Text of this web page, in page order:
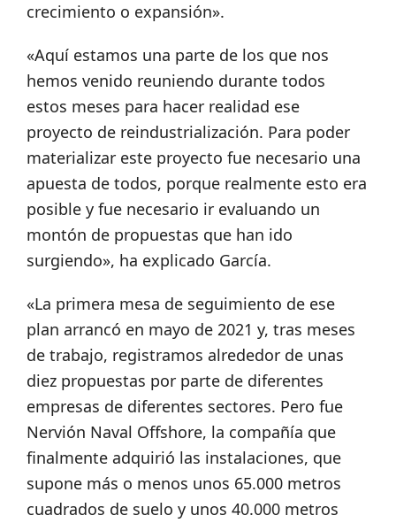
crecimiento o expansión».
«Aquí estamos una parte de los que nos
hemos venido reuniendo durante todos
estos meses para hacer realidad ese
proyecto de reindustrialización. Para poder
materializar este proyecto fue necesario una
apuesta de todos, porque realmente esto era
posible y fue necesario ir evaluando un
montón de propuestas que han ido
surgiendo», ha explicado García.
«La primera mesa de seguimiento de ese
plan arrancó en mayo de 2021 y, tras meses
de trabajo, registramos alrededor de unas
diez propuestas por parte de diferentes
empresas de diferentes sectores. Pero fue
Nervión Naval Offshore, la compañía que
finalmente adquirió las instalaciones, que
supone más o menos unos 65.000 metros
cuadrados de suelo y unos 40.000 metros